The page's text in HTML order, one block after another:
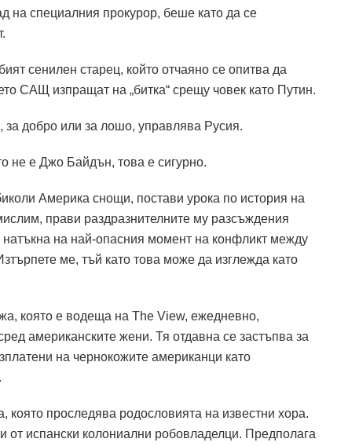
на специалния прокурор, беше като да се
сенилен старец, който отчаяно се опитва да
САЩ изпращат на „битка“ срещу човек като Путин.
добро или за лошо, управлява Русия.
не е Джо Байдън, това е сигурно.
Америка снощи, постави урока по история на
прави раздразнителните му разсъждения
натъкна на най-опасния момент на конфликт между
ме, тъй като това може да изглежда като
която е водеща на The View, ежедневно,
американските жени. Тя отдавна се застъпва за
на чернокожите американци като
която проследява родословията на известни хора.
от испански колониални робовладелци. Предполага